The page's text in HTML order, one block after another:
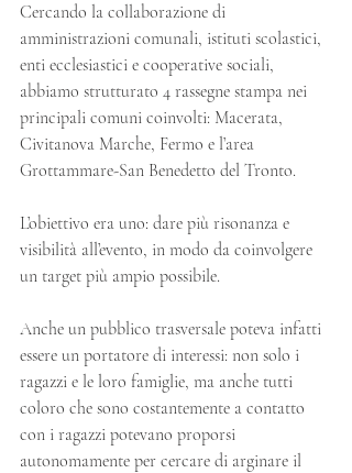
Cercando la collaborazione di
amministrazioni comunali, istituti scolastici,
enti ecclesiastici e cooperative sociali,
abbiamo strutturato 4 rassegne stampa nei
principali comuni coinvolti: Macerata,
Civitanova Marche, Fermo e l’area
Grottammare-San Benedetto del Tronto.
L’obiettivo era uno: dare più risonanza e
visibilità all’evento, in modo da coinvolgere
un target più ampio possibile.
Anche un pubblico trasversale poteva infatti
essere un portatore di interessi: non solo i
ragazzi e le loro famiglie, ma anche tutti
coloro che sono costantemente a contatto
con i ragazzi potevano proporsi
autonomamente per cercare di arginare il